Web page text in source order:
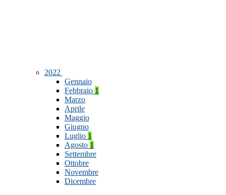
2022
Gennaio
Febbraio 1
Marzo
Aprile
Maggio
Giugno
Luglio 1
Agosto 1
Settembre
Ottobre
Novembre
Dicembre